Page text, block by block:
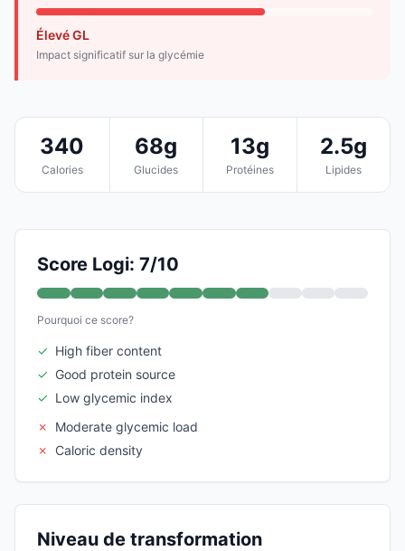
Élevé GL
Impact significatif sur la glycémie
340
Calories
68g
Glucides
13g
Protéines
2.5g
Lipides
Score Logi: 7/10
Pourquoi ce score?
✓ High fiber content
✓ Good protein source
✓ Low glycemic index
✗
Moderate glycemic load
✗
Caloric density
Niveau de transformation